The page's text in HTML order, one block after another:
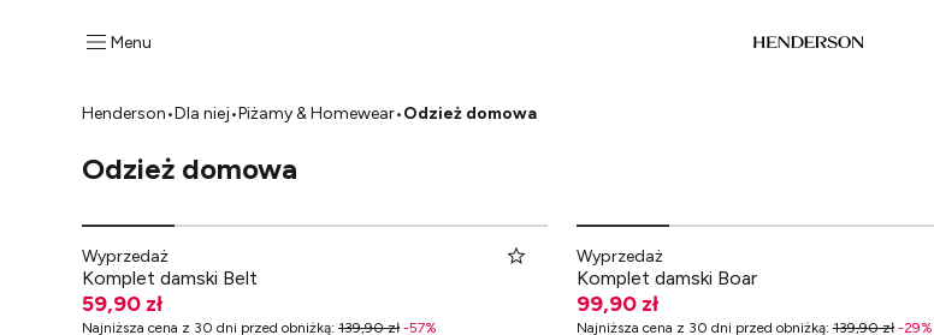
Menu
Henderson•Dla niej•Piżamy & Homewear•Odzież domowa
Odzież domowa
Wyprzedaż
Komplet damski Belt
59,90 zł
Najniższa cena z 30 dni przed obniżką: 139,90 zł -57%
Wyprzedaż
Komplet damski Boar
99,90 zł
Najniższa cena z 30 dni przed obniżką:139,90 zł-29%